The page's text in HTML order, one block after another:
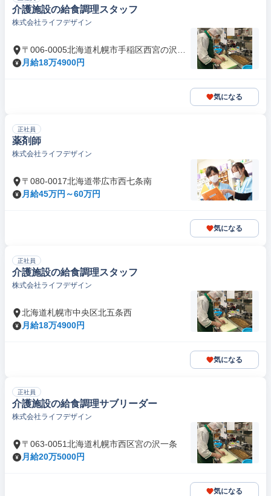
介護施設の給食調理スタッフ
株式会社ライフデザイン
〒006-0005北海道札幌市手稲区西宮の沢五
条
月給18万4900円
気になる
正社員
薬剤師
株式会社ライフデザイン
〒080-0017北海道帯広市西七条南
月給45万円～60万円
気になる
正社員
介護施設の給食調理スタッフ
株式会社ライフデザイン
北海道札幌市中央区北五条西
月給18万4900円
気になる
正社員
介護施設の給食調理サブリーダー
株式会社ライフデザイン
〒063-0051北海道札幌市西区宮の沢一条
月給20万5000円
気になる